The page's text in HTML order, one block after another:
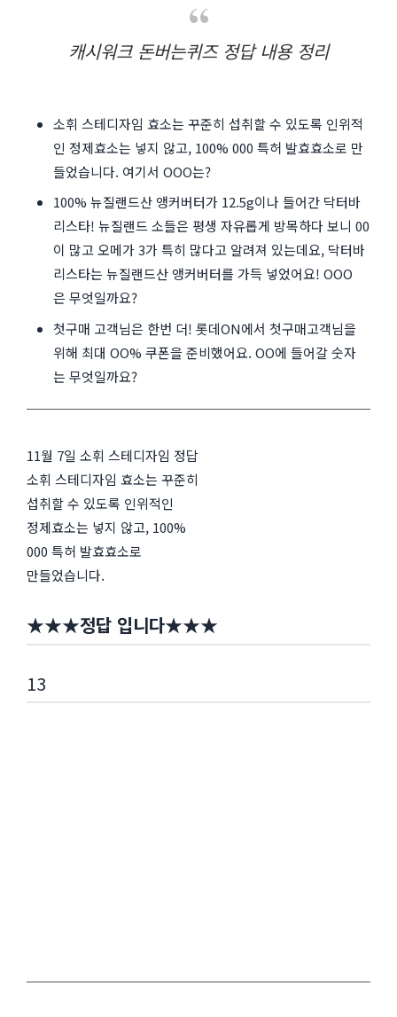
캐시워크 돈버는퀴즈 정답 내용 정리
소휘 스테디자임 효소는 꾸준히 섭취할 수 있도록 인위적
인 정제효소는 넣지 않고, 100% 000 특허 발효효소로 만
들었습니다. 여기서 OOO는?
100% 뉴질랜드산 앵커버터가 12.5g이나 들어간 닥터바
리스타! 뉴질랜드 소들은 평생 자유롭게 방목하다 보니 00
이 많고 오메가 3가 특히 많다고 알려져 있는데요, 닥터바
리스타는 뉴질랜드산 앵커버터를 가득 넣었어요! OOO
은 무엇일까요?
첫구매 고객님은 한번 더! 롯데ON에서 첫구매고객님을
위해 최대 OO% 쿠폰을 준비했어요. OO에 들어갈 숫자
는 무엇일까요?
11월 7일 소휘 스테디자임 정답
소휘 스테디자임 효소는 꾸준히
섭취할 수 있도록 인위적인
정제효소는 넣지 않고, 100%
000 특허 발효효소로
만들었습니다.
★★★정답 입니다★★★
13